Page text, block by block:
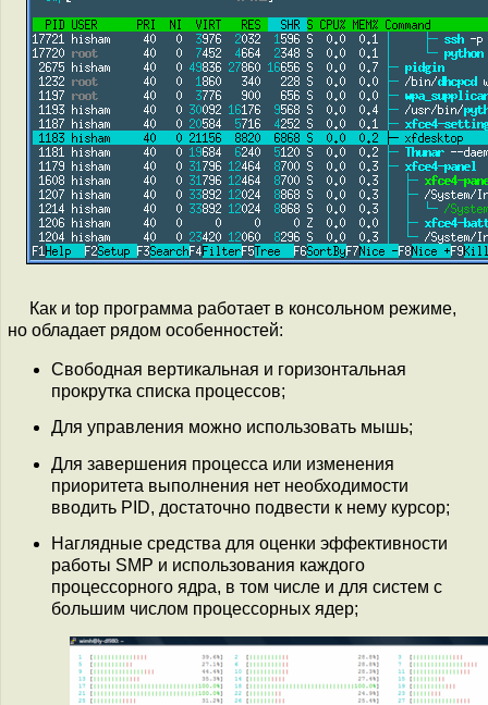
Как и top программа работает в консольном режиме,
но обладает рядом особенностей:
Свободная вертикальная и горизонтальная
прокрутка списка процессов;
Для управления можно использовать мышь;
Для завершения процесса или изменения
приоритета выполнения нет необходимости
вводить PID, достаточно подвести к нему курсор;
Наглядные средства для оценки эффективности
работы SMP и использования каждого
процессорного ядра, в том числе и для систем с
большим числом процессорных ядер;